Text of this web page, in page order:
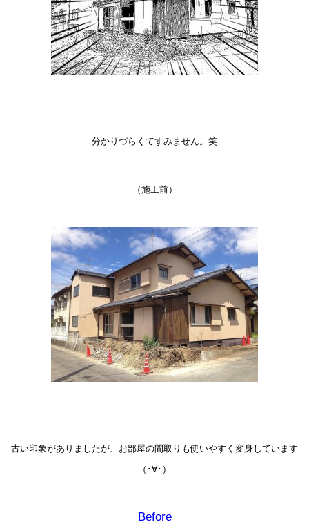
分かりづらくてすみません。笑
（施工前）
古い印象がありましたが、 お部屋の間取りも使いやすく変身しています
（･∀･）
Before